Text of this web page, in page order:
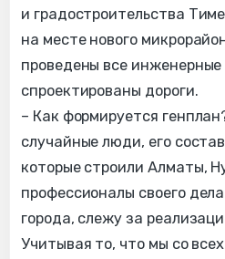
и градостроительства
на месте нового
проведены все инженерные
спроектированы дороги.
– Как формируется
случайные люди, его
которые строили Алматы,
профессионалы своего
города, слежу за
Учитывая то, что мы со